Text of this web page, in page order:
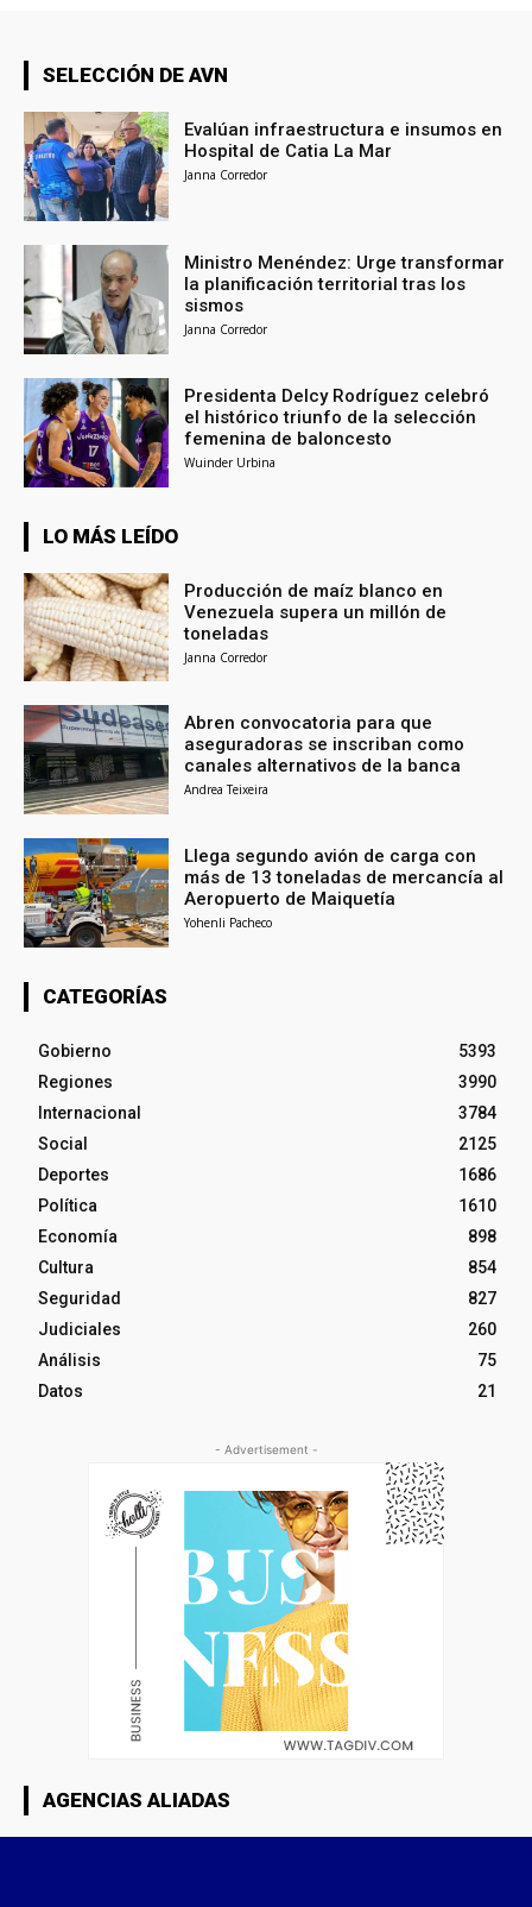
SELECCIÓN DE AVN
Evalúan infraestructura e insumos en
Hospital de Catia La Mar
Janna Corredor
Ministro Menéndez: Urge transformar
la planificación territorial tras los
sismos
Janna Corredor
Presidenta Delcy Rodríguez celebró
el histórico triunfo de la selección
femenina de baloncesto
Wuinder Urbina
LO MÁS LEÍDO
Producción de maíz blanco en
Venezuela supera un millón de
toneladas
Janna Corredor
Abren convocatoria para que
aseguradoras se inscriban como
canales alternativos de la banca
Andrea Teixeira
Llega segundo avión de carga con
más de 13 toneladas de mercancía al
Aeropuerto de Maiquetía
Yohenli Pacheco
CATEGORÍAS
Gobierno
5393
Regiones
3990
Internacional
3784
Social
2125
Deportes
1686
Política
1610
Economía
898
Cultura
854
Seguridad
827
Judiciales
260
Análisis
75
Datos
21
- Advertisement -
AGENCIAS ALIADAS